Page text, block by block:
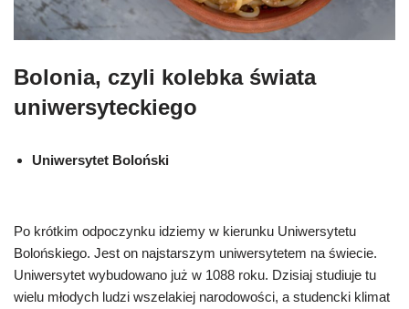
Bolonia, czyli kolebka świata
uniwersyteckiego
Uniwersytet Boloński
Po krótkim odpoczynku idziemy w kierunku Uniwersytetu
Bolońskiego. Jest on najstarszym uniwersytetem na świecie.
Uniwersytet wybudowano już w 1088 roku. Dzisiaj studiuje tu
wielu młodych ludzi wszelakiej narodowości, a studencki klimat